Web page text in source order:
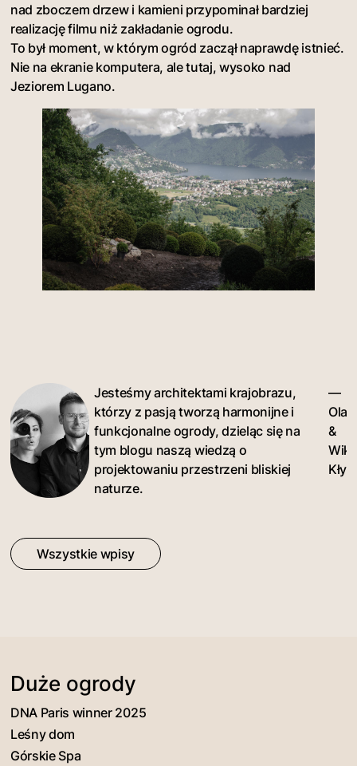
nad zboczem drzew i kamieni przypominał bardziej
realizację filmu niż zakładanie ogrodu.
To był moment, w którym ogród zaczął naprawdę istnieć.
Nie na ekranie komputera, ale tutaj, wysoko nad
Jeziorem Lugano.
Jesteśmy architektami krajobrazu,
którzy z pasją tworzą harmonijne i
funkcjonalne ogrody, dzieląc się na
tym blogu naszą wiedzą o
projektowaniu przestrzeni bliskiej
naturze.
—
Ola
&
Kłyk
Wszystkie wpisy
Duże ogrody
DNA Paris winner 2025
Leśny dom
Górskie Spa